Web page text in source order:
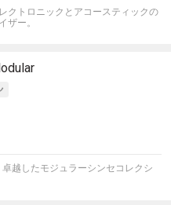
クトロニックとアコースティックの
ザー。
越したモジュラーシンセコレクシ